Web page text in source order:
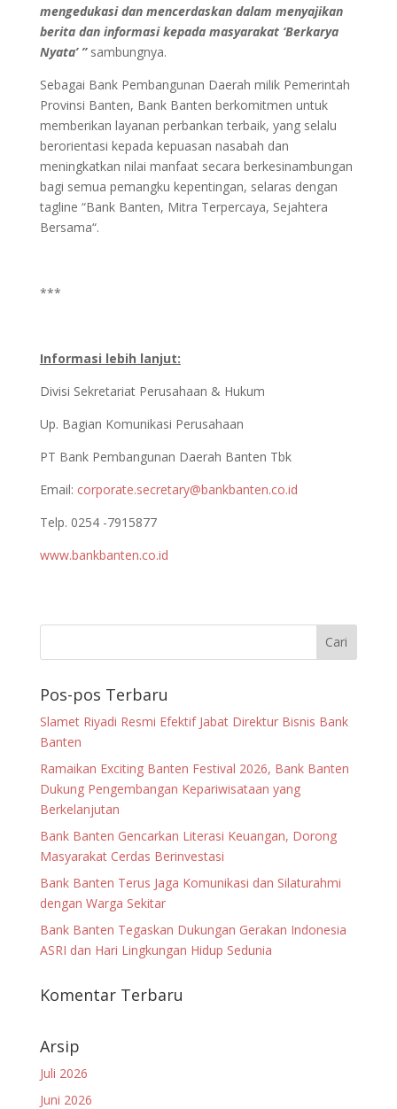
mengedukasi dan mencerdaskan dalam menyajikan
berita dan informasi kepada masyarakat ‘Berkarya
Nyata’ ”sambungnya.
Sebagai Bank Pembangunan Daerah milik Pemerintah
Provinsi Banten, Bank Banten berkomitmen untuk
memberikan layanan perbankan terbaik, yang selalu
berorientasi kepada kepuasan nasabah dan
meningkatkan nilai manfaat secara berkesinambungan
bagi semua pemangku kepentingan, selaras dengan
tagline “Bank Banten, Mitra Terpercaya, Sejahtera
Bersama“.
***
Informasi lebih lanjut:
Divisi Sekretariat Perusahaan & Hukum
Up. Bagian Komunikasi Perusahaan
PT Bank Pembangunan Daerah Banten Tbk
Email: corporate.secretary@bankbanten.co.id
Telp. 0254 -7915877
www.bankbanten.co.id
Pos-pos Terbaru
Slamet Riyadi Resmi Efektif Jabat Direktur Bisnis Bank
Banten
Ramaikan Exciting Banten Festival 2026, Bank Banten
Dukung Pengembangan Kepariwisataan yang
Berkelanjutan
Bank Banten Gencarkan Literasi Keuangan, Dorong
Masyarakat Cerdas Berinvestasi
Bank Banten Terus Jaga Komunikasi dan Silaturahmi
dengan Warga Sekitar
Bank Banten Tegaskan Dukungan Gerakan Indonesia
ASRI dan Hari Lingkungan Hidup Sedunia
Komentar Terbaru
Arsip
Juli 2026
Juni 2026